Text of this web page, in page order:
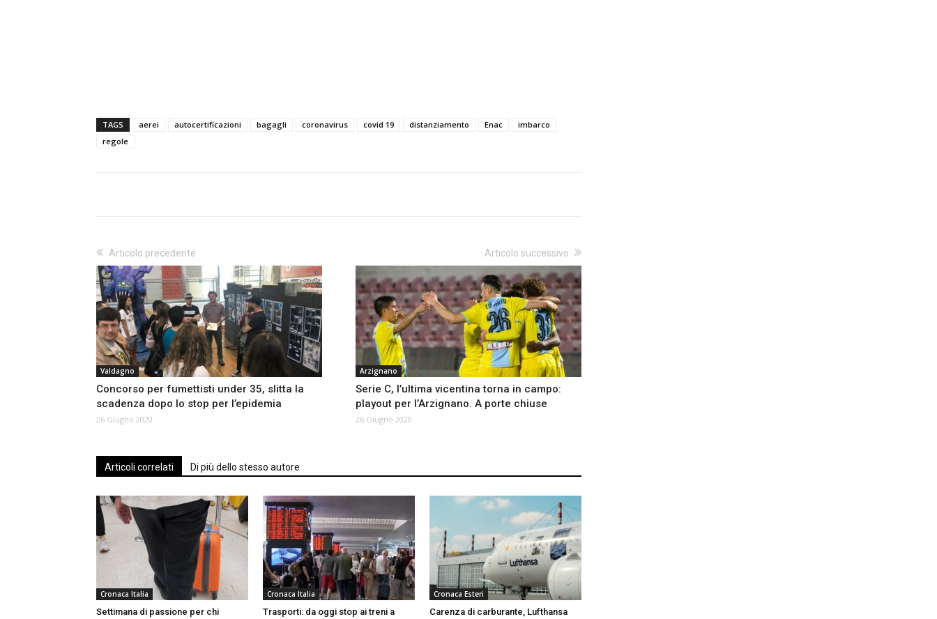
TAGS aerei autocertificazioni bagagli coronavirus covid 19 distanziamento Enac
imbarco
regole
Articolo precedente
Valdagno
Concorso per fumettisti under 35, slitta la
scadenza dopo lo stop per l’epidemia
26 Giugno 2020
Articolo successivo
Arzignano
Serie C, l’ultima vicentina torna in campo:
playout per l’Arzignano. A porte chiuse
26 Giugno 2020
Articoli correlati Di più dello stesso autore
Cronaca Italia
Settimana di passione per chi
Cronaca Italia
Trasporti: da oggi stop ai treni a
Cronaca Esteri
Carenza di carburante, Lufthansa